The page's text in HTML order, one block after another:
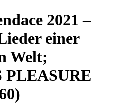
2021 –
einer
Welt;